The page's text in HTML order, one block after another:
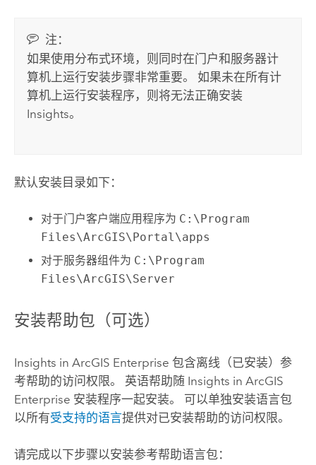
注：
如果使用分布式环境，则同时在门户和服务器计
算机上运行安装步骤非常重要。 如果未在所有计
算机上运行安装程序，则将无法正确安装
Insights。
默认安装目录如下：
对于门户客户端应用程序为 C:\Program
Files\ArcGIS\Portal\apps
对于服务器组件为 C:\Program
Files\ArcGIS\Server
安装帮助包（可选）
Insights in ArcGIS Enterprise 包含离线（已安装）参
考帮助的访问权限。 英语帮助随 Insights in ArcGIS
Enterprise 安装程序一起安装。 可以单独安装语言包
以所有受支持的语言提供对已安装帮助的访问权限。
请完成以下步骤以安装参考帮助语言包：